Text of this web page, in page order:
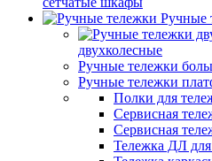
Ручные
двухколесные
Ручные тележки
Ручные тележки
Полки для
Сервисная
Сервисная
Тележка ДЛ